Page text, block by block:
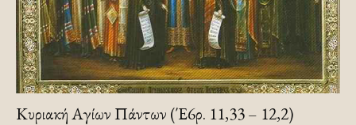
Κυριακή Αγίων Πάντων (Έ6ρ. 11,33 – 12,2)